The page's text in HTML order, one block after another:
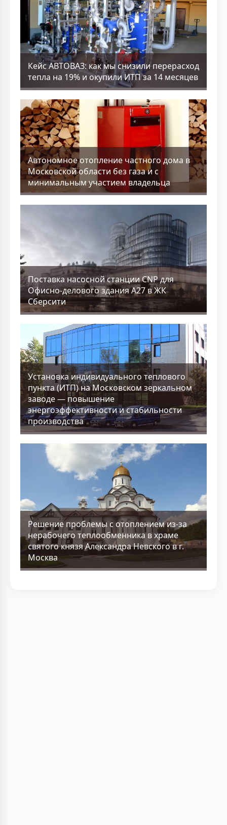
Кейс АВТОВАЗ: как мы снизили перерасход
тепла на 19% и окупили ИТП за 14 месяцев
Aвтономное отопление частного дома в
Московской области без газа и с
минимальным участием владельца
Поставка насосной станции CNP для
Офисно-делового здания А27 в ЖК
Сберсити
Установка индивидуального теплового
пункта (ИТП) на Московском зеркальном
заводе — повышение
энергоэффективности и стабильности
производства
Решение проблемы с отоплением из-за
нерабочего теплообменника в храме
святого князя Александра Невского в г.
Москва